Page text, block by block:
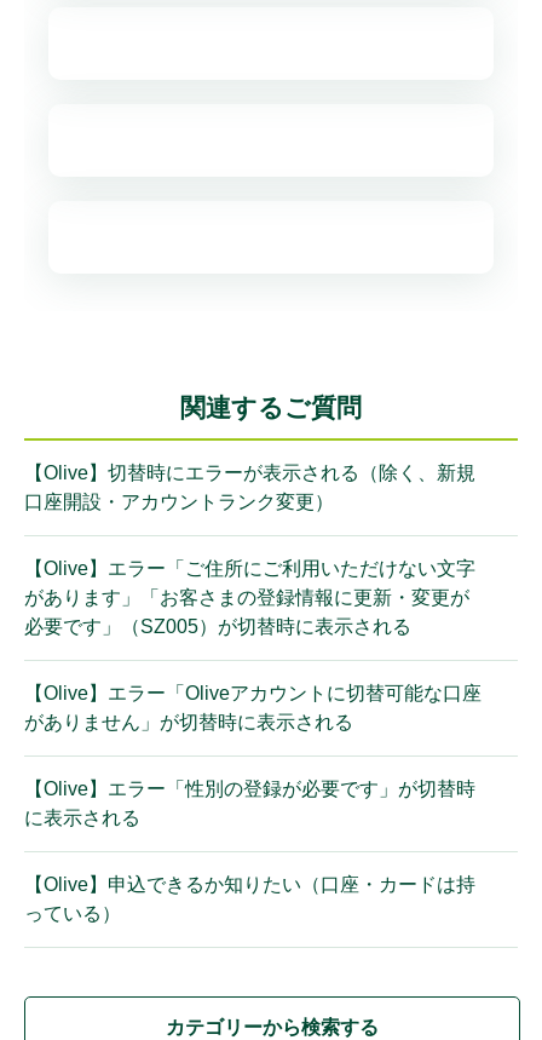
関連するご質問
【Olive】切替時にエラーが表示される（除く、新規
口座開設・アカウントランク変更）
【Olive】エラー「ご住所にご利用いただけない文字
があります」「お客さまの登録情報に更新・変更が
必要です」（SZ005）が切替時に表示される
【Olive】エラー「Oliveアカウントに切替可能な口座
がありません」が切替時に表示される
【Olive】エラー「性別の登録が必要です」が切替時
に表示される
【Olive】申込できるか知りたい（口座・カードは持
っている）
カテゴリーから検索する